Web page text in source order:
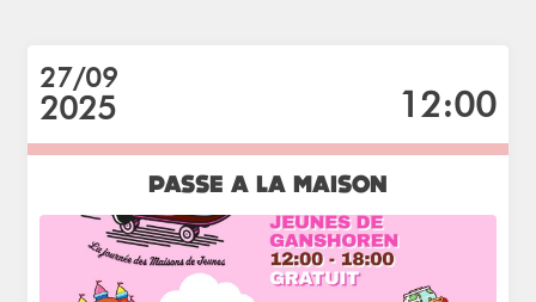
27/09
2025 12:00
PASSE A LA MAISON